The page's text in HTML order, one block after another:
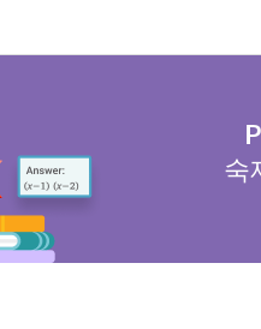
숙